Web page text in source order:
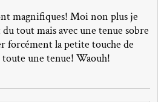
magnifiques! Moi non plus je
du tout mais avec une tenue sobre
forcément la petite touche de
une tenue! Waouh!